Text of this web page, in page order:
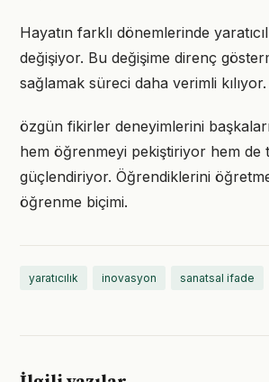
Hayatın farklı dönemlerinde
değişiyor. Bu değişime direnç
sağlamak süreci daha verimli kılıyor.
özgün fikirler deneyimlerini
hem öğrenmeyi pekiştiriyor hem de
güçlendiriyor. Öğrendiklerini
öğrenme biçimi.
yaratıcılık inovasyon sanatsal ifade